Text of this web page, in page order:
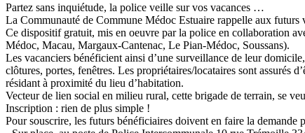
Partez sans inquiétude, la police veille sur vos vacances …
La Communauté de Commune Médoc Estuaire rappelle aux
Ce dispositif gratuit, mis en oeuvre par la police en collaboration
Médoc, Macau, Margaux-Cantenac, Le Pian-Médoc, Soussans).
Les vacanciers bénéficient ainsi d’une surveillance de leur
clôtures, portes, fenêtres. Les propriétaires/locataires sont assurés
résidant à proximité du lieu d’habitation.
Vecteur de lien social en milieu rural, cette brigade de terrain, se
Inscription : rien de plus simple !
Pour souscrire, les futurs bénéficiaires doivent en faire la